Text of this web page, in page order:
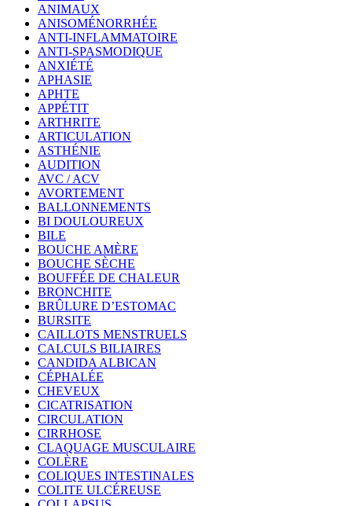
ANIMAUX
ANISOMÉNORRHÉE
ANTI-INFLAMMATOIRE
ANTI-SPASMODIQUE
ANXIÉTÉ
APHASIE
APHTE
APPÉTIT
ARTHRITE
ARTICULATION
ASTHÉNIE
AUDITION
AVC / ACV
AVORTEMENT
BALLONNEMENTS
BI DOULOUREUX
BILE
BOUCHE AMÈRE
BOUCHE SÈCHE
BOUFFÉE DE CHALEUR
BRONCHITE
BRÛLURE D’ESTOMAC
BURSITE
CAILLOTS MENSTRUELS
CALCULS BILIAIRES
CANDIDA ALBICAN
CÉPHALÉE
CHEVEUX
CICATRISATION
CIRCULATION
CIRRHOSE
CLAQUAGE MUSCULAIRE
COLÈRE
COLIQUES INTESTINALES
COLITE ULCÉREUSE